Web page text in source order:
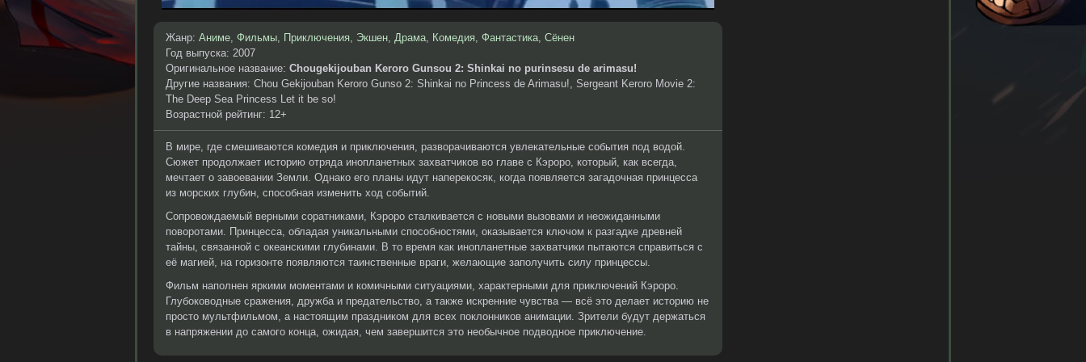
Жанр: Аниме, Фильмы, Приключения, Экшен, Драма, Комедия, Фантастика, Сёнен
Год выпуска: 2007
Оригинальное название: Chougekijouban Keroro Gunsou 2: Shinkai no purinsesu de arimasu!
Другие названия: Chou Gekijouban Keroro Gunso 2: Shinkai no Princess de Arimasu!, Sergeant Keroro Movie 2:
The Deep Sea Princess Let it be so!
Возрастной рейтинг: 12+
В мире, где смешиваются комедия и приключения, разворачиваются увлекательные события под водой.
Сюжет продолжает историю отряда инопланетных захватчиков во главе с Кэроро, который, как всегда,
мечтает о завоевании Земли. Однако его планы идут наперекосяк, когда появляется загадочная принцесса
из морских глубин, способная изменить ход событий.
Сопровождаемый верными соратниками, Кэроро сталкивается с новыми вызовами и неожиданными
поворотами. Принцесса, обладая уникальными способностями, оказывается ключом к разгадке древней
тайны, связанной с океанскими глубинами. В то время как инопланетные захватчики пытаются справиться с
её магией, на горизонте появляются таинственные враги, желающие заполучить силу принцессы.
Фильм наполнен яркими моментами и комичными ситуациями, характерными для приключений Кэроро.
Глубоководные сражения, дружба и предательство, а также искренние чувства — всё это делает историю не
просто мультфильмом, а настоящим праздником для всех поклонников анимации. Зрители будут держаться
в напряжении до самого конца, ожидая, чем завершится это необычное подводное приключение.